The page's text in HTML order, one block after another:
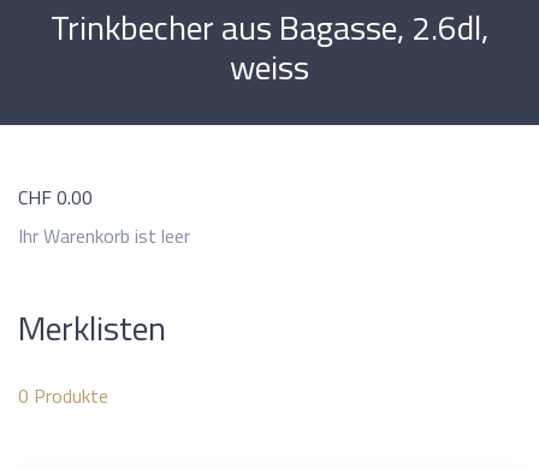
Trinkbecher aus Bagasse, 2.6dl,
weiss
CHF0.00
Ihr Warenkorb ist leer
Merklisten
0 Produkte